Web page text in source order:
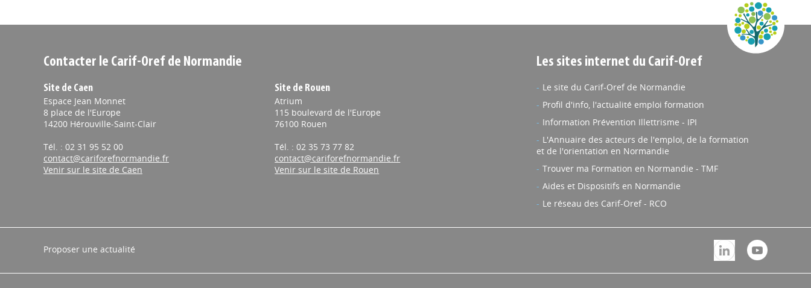
Contacter le Carif-Oref de Normandie
Site de Caen
Espace Jean Monnet
8 place de l'Europe
14200 Hérouville-Saint-Clair
Tél. : 02 31 95 52 00
contact@cariforefnormandie.fr
Venir sur le site de Caen
Site de Rouen
Atrium
115 boulevard de l'Europe
76100 Rouen
Tél. : 02 35 73 77 82
contact@cariforefnormandie.fr
Venir sur le site de Rouen
Les sites internet du Carif-Oref
Le site du Carif-Oref de Normandie
Profil d'info, l'actualité emploi formation
Information Prévention Illettrisme - IPI
L'Annuaire des acteurs de l'emploi, de la formation
et de l'orientation en Normandie
Trouver ma Formation en Normandie - TMF
Aides et Dispositifs en Normandie
Le réseau des Carif-Oref - RCO
Proposer une actualité